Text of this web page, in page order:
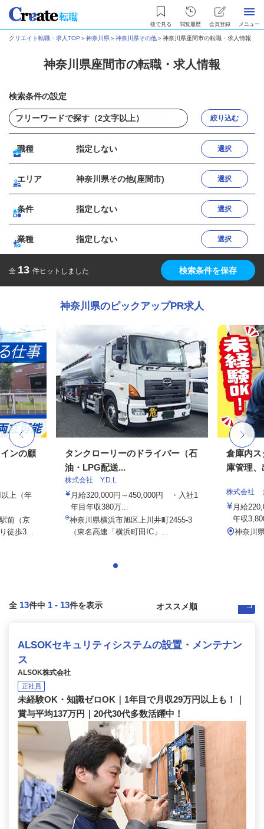
後で見る 閲覧履歴 会員登録 メニュー
クリエイト転職・求人TOP ＞神奈川県＞神奈川県その他＞神奈川県座間市の転職・求人情報
神奈川県座間市の転職・求人情報
検索条件の設定
絞り込む
職種 指定しない 選択
エリア 神奈川県その他(座間市) 選択
条件 指定しない 選択
業種 指定しない 選択
全 13 件ヒットしました 検索条件を保存
神奈川県のピックアップPR求人
ンの顧
上（年
前（京
徒歩3...
タンクローリーのドライバー（⽯
油・LPG配送...
株式会社 Y.D.L
月給320,000円～450,000円 ・⼊社1
年目年収380万...
神奈川県横浜市旭区上川井町2455-3
（東名⾼速「横浜町⽥IC」...
倉庫内ス
庫管理
株式会社
月給
年収
神奈川
全 13件中 1 - 13件を表示
ALSOKセキュリティシステムの設置・メンテナン
ス
ALSOK株式会社
正社員
未経験OK・知識ゼロOK｜1年目で月収29万円以上も！｜
賞与平均137万円｜20代30代多数活躍中！